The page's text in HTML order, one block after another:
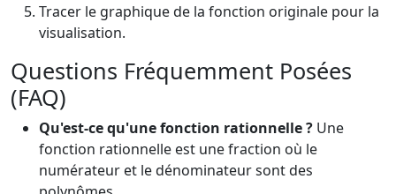
Tracer le graphique de la fonction originale pour la
visualisation.
Questions Fréquemment Posées
(FAQ)
Qu'est-ce qu'une fonction rationnelle ? Une
fonction rationnelle est une fraction où le
numérateur et le dénominateur sont des